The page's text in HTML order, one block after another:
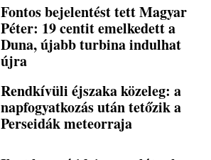
Fontos bejelentést tett Magyar
Péter: 19 centit emelkedett a
Duna, újabb turbina indulhat
újra
Rendkívüli éjszaka közeleg: a
napfogyatkozás után tetőzik a
Perseidák meteorraja